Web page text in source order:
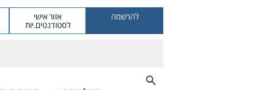
אזור אישי
לסטודנטים.יות
להרשמה